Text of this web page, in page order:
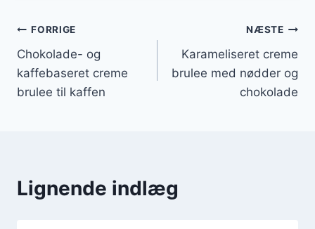
Indlægsnavigation
FORRIGE
Chokolade- og
kaffebaseret creme
brulee til kaffen
NÆSTE
Karameliseret creme
brulee med nødder og
chokolade
Lignende indlæg